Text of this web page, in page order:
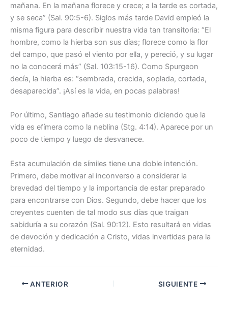
mañana. En la mañana florece y crece; a la tarde es cortada,
y se seca” (Sal. 90:5-6). Siglos más tarde David empleó la
misma figura para describir nuestra vida tan transitoria: “El
hombre, como la hierba son sus días; florece como la flor
del campo, que pasó el viento por ella, y pereció, y su lugar
no la conocerá más” (Sal. 103:15-16). Como Spurgeon
decía, la hierba es: “sembrada, crecida, soplada, cortada,
desaparecida”. ¡Así es la vida, en pocas palabras!
Por último, Santiago añade su testimonio diciendo que la
vida es efímera como la neblina (Stg. 4:14). Aparece por un
poco de tiempo y luego de desvanece.
Esta acumulación de símiles tiene una doble intención.
Primero, debe motivar al inconverso a considerar la
brevedad del tiempo y la importancia de estar preparado
para encontrarse con Dios. Segundo, debe hacer que los
creyentes cuenten de tal modo sus días que traigan
sabiduría a su corazón (Sal. 90:12). Esto resultará en vidas
de devoción y dedicación a Cristo, vidas invertidas para la
eternidad.
ANTERIOR SIGUIENTE